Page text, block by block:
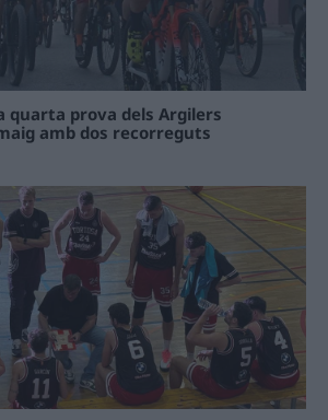
quarta prova dels Argilers
amb dos recorreguts